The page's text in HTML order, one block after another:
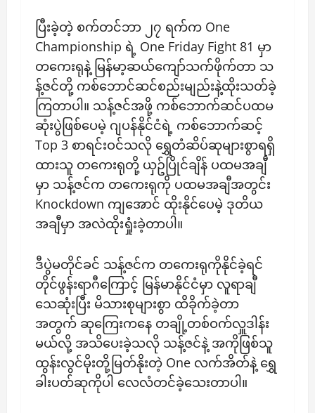
ပြီးခဲ့တဲ့ စက်တင်ဘာ ၂၇ ရက်က One
Championship ရဲ့ One Friday Fight 81 မှာ
တကေးရုနဲ့ မြန်မာ့ဆယ်ကျော်သက်ဖိုက်တာ သ
န့်ဇင်တို့ ကစ်ဘောင်ဆင်စည်းမျည်းနဲ့ထိုးသတ်ခဲ့
ကြတာပါ။ သန့်ဇင်အဖို့ ကစ်ဘောက်ဆင်ပထမ
ဆုံးပွဲဖြစ်ပေမဲ့ ဂျပန်နိုင်ငံရဲ့ ကစ်ဘောက်ဆင့်
Top 3 စာရင်းဝင်သလို ရွှေတံဆိပ်ဆုများစွာရရှိ
ထားသူ တကေးရုတို့ ယှဥ်ပြိုင်ချိန် ပထမအချီ
မှာ သန့်ဇင်က တကေးရုကို ပထမအချီအတွင်း
Knockdown ကျအောင် ထိုးနိုင်ပေမဲ့ ဒုတိယ
အချီမှာ အလဲထိုးရှုံးခဲ့တာပါ။
ဒီပွဲမတိုင်ခင် သန့်ဇင်က တကေးရုကိုနိုင်ခဲ့ရင်
တိုင်ဖွန်းရာဂီကြောင့် မြန်မာနိုင်ငံမှာ လူရာချီ
သေဆုံးပြီး မိသားစုများစွာ ထိခိုက်ခဲ့တာ
အတွက် ဆုကြေးကနေ တချို့တစ်ဝက်လှူဒါန်း
မယ်လို့ အသိပေးခဲ့သလို သန့်ဇင်နဲ့ အကိုဖြစ်သူ
ထွန်းလွင်မိုးတို့မြတ်နိုးတဲ့ One လက်အိတ်နဲ့ ရွှေ
ခါးပတ်ဆုကိုပါ လေလံတင်ခဲ့သေးတာပါ။